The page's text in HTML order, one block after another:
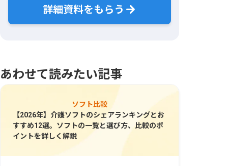
詳細資料をもらう
あわせて読みたい記事
ソフト比較
【2026年】介護ソフトのシェアランキングとお
すすめ12選。ソフトの一覧と選び方、比較のポ
イントを詳しく解説